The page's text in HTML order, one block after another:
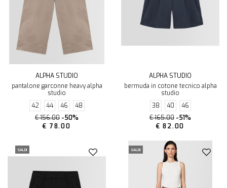
ALPHA STUDIO
pantalone garconne heavy alpha
studio
42
44 46
48
€ 156.00 -50%
€ 78.00
ALPHA STUDIO
bermuda in cotone tecnico alpha
studio
38
40
46
€ 165.00 -51%
€ 82.00
SALDI SALDI